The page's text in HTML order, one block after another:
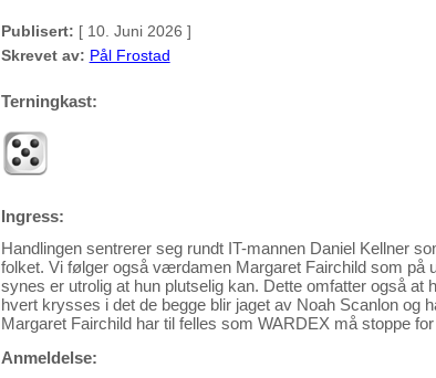
Publisert: [ 10. Juni 2026 ]
Skrevet av: Pål Frostad
Terningkast:
Ingress:
Handlingen sentrerer seg rundt IT-mannen Daniel Kellner
folket. Vi følger også værdamen Margaret Fairchild som på
synes er utrolig at hun plutselig kan. Dette omfatter også
hvert krysses i det de begge blir jaget av Noah Scanlon og
Margaret Fairchild har til felles som WARDEX må stoppe
Anmeldelse: